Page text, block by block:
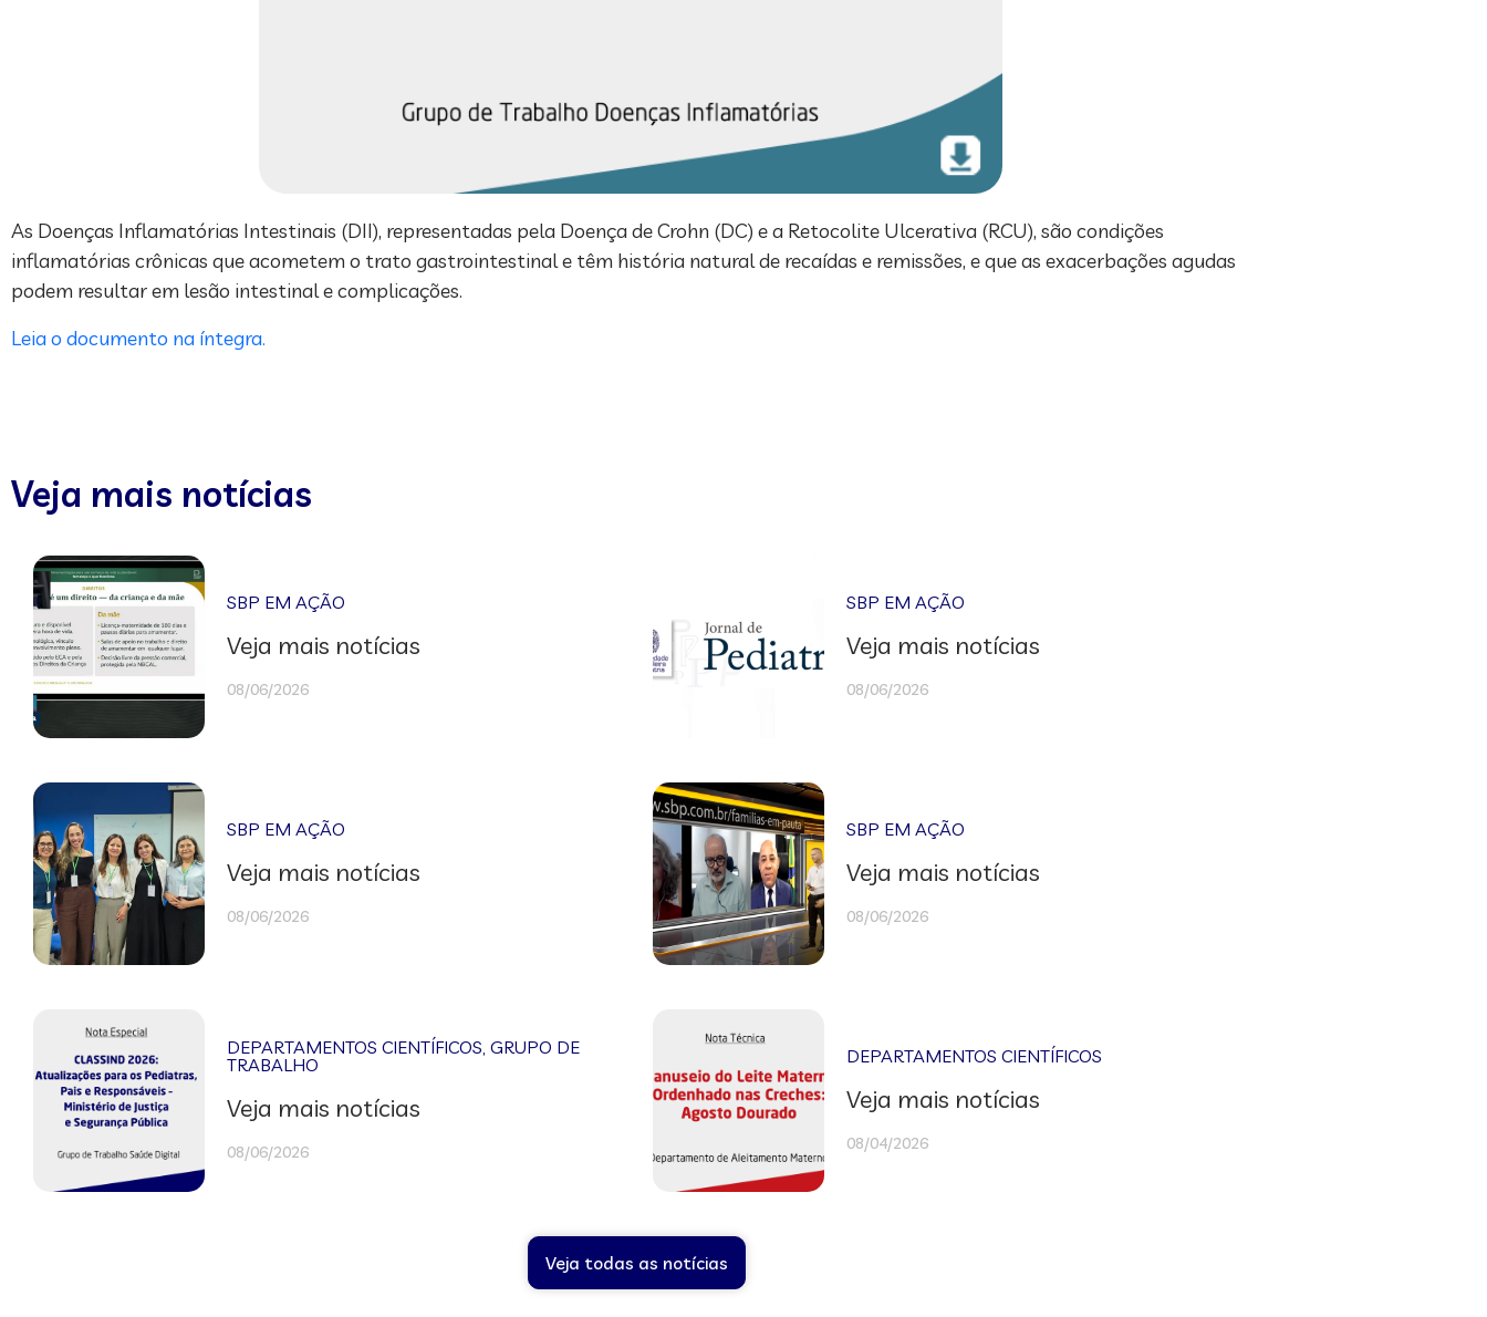
As Doenças Inflamatórias Intestinais (DII), representadas pela Doença de Crohn (DC) e a Retocolite Ulcerativa (RCU), são condições
inflamatórias crônicas que acometem o trato gastrointestinal e têm história natural de recaídas e remissões, e que as exacerbações agudas
podem resultar em lesão intestinal e complicações.
Leia o documento na íntegra.
Veja mais notícias
SBP EM AÇÃO
Veja mais notícias
08/06/2026
SBP EM AÇÃO
Veja mais notícias
08/06/2026
SBP EM AÇÃO
Veja mais notícias
08/06/2026
SBP EM AÇÃO
Veja mais notícias
08/06/2026
DEPARTAMENTOS CIENTÍFICOS,GRUPO DE
TRABALHO
Veja mais notícias
08/06/2026
DEPARTAMENTOS CIENTÍFICOS
Veja mais notícias
08/04/2026
Veja todas as notícias